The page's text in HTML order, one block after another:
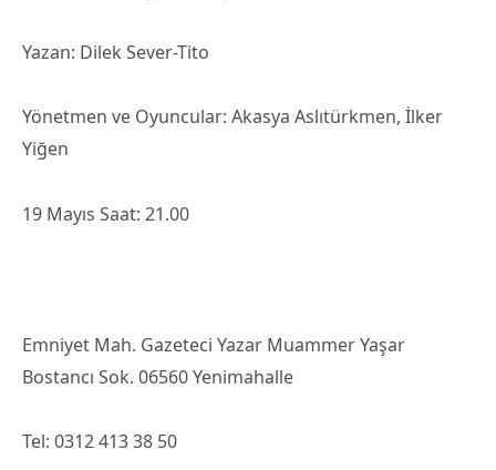
Yazan: Dilek Sever-Tito
Yönetmen ve Oyuncular: Akasya Aslıtürkmen, İlker
Yiğen
19 Mayıs Saat: 21.00
Emniyet Mah. Gazeteci Yazar Muammer Yaşar
Bostancı Sok. 06560 Yenimahalle
Tel: 0312 413 38 50